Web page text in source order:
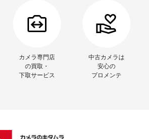
カメラ専門店
の買取・
下取サービス
中古カメラは
安心の
プロメンテ